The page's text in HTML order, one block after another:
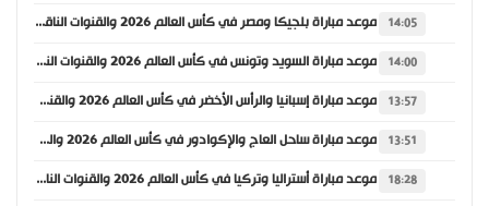
14:05 موعد مباراة بلجيكا ومصر في كأس العالم 2026 والقنوات الناقلة
14:00 موعد مباراة السويد وتونس في كأس العالم 2026 والقنوات الناقلة
13:57 موعد مباراة إسبانيا والرأس الأخضر في كأس العالم 2026 والقنوات الناقلة
13:51 موعد مباراة ساحل العاج والإكوادور في كأس العالم 2026 والقنوات الناقلة
18:28 موعد مباراة أستراليا وتركيا في كأس العالم 2026 والقنوات الناقلة